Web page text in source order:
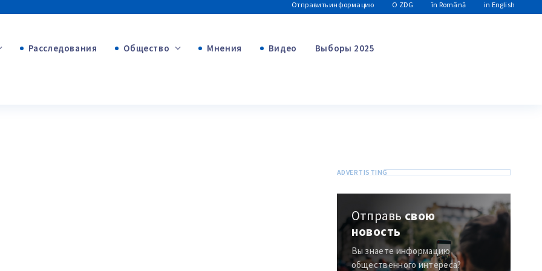
Отправить информацию О ZDG în Română in English
Отправьсвою
новость
Вы знаете информацию
общественного интереса?